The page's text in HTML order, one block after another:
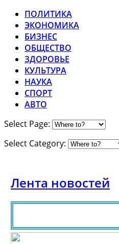
ПОЛИТИКА
ЭКОНОМИКА
БИЗНЕС
ОБЩЕСТВО
ЗДОРОВЬЕ
КУЛЬТУРА
НАУКА
СПОРТ
АВТО
Select Page:
Select Category:
Лента новостей